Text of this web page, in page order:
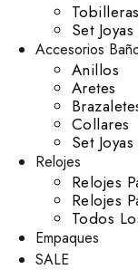
Tobilleras
Set Joyas
Accesorios
Anillos
Aretes
Collares
Set Joyas
Relojes
Relojes
Relojes
Todos
Empaques
SALE